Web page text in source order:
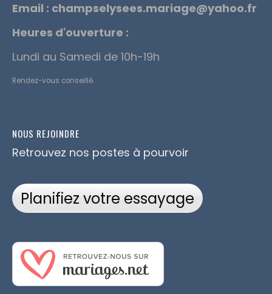
Email : champselysees.mariage@yahoo.fr
Heures d'ouverture :
Lundi au Samedi de 10h-19h
Rendez-vous conseillé.
NOUS REJOINDRE
Retrouvez nos postes à pourvoir
Planifiez votre essayage